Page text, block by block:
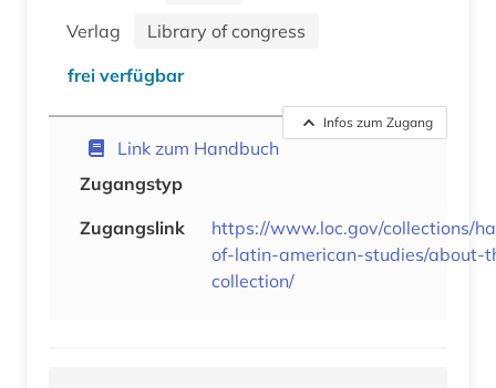
Verlag
Library of congress
frei verfügbar
Infos zum Zugang
Link zum Handbuch
Zugangstyp
Zugangslink
https://www.loc.gov/collections/
of-latin-american-studies/about-
collection/